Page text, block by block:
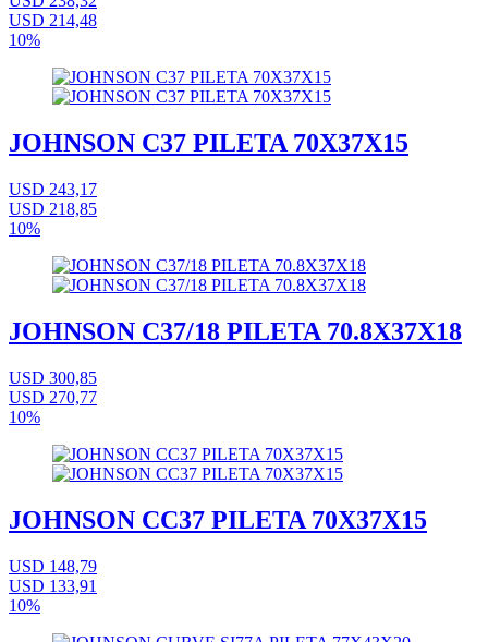
USD 214,48
10%
JOHNSON C37 PILETA 70X37X15
USD 243,17
USD 218,85
10%
JOHNSON C37/18 PILETA 70.8X37X18
USD 300,85
USD 270,77
10%
JOHNSON CC37 PILETA 70X37X15
USD 148,79
USD 133,91
10%